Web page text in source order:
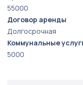
55000
Договор аренды
Долгосрочная
Коммунальные
5000